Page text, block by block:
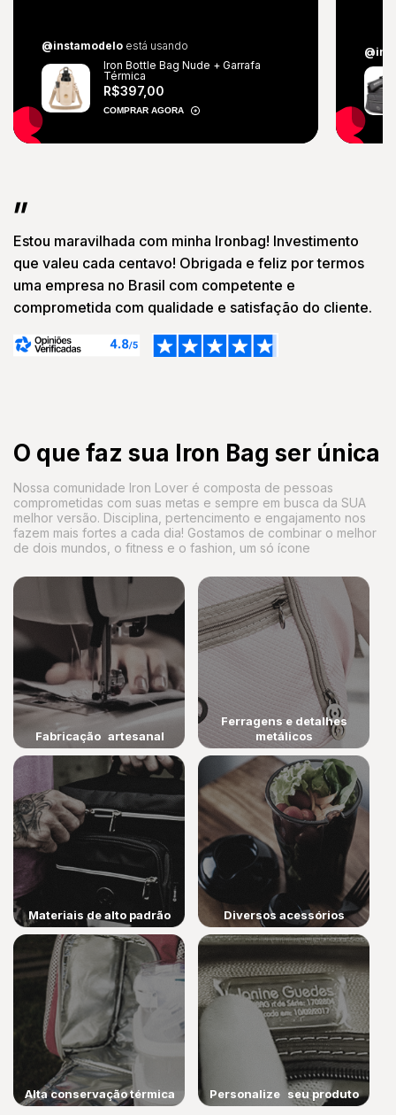
@instamodelo está usando
Iron Bottle Bag Nude + Garrafa
Térmica
R$397,00
COMPRAR AGORA
Estou maravilhada com minha Ironbag! Investimento
que valeu cada centavo! Obrigada e feliz por termos
uma empresa no Brasil com competente e
comprometida com qualidade e satisfação do cliente.
O que faz sua Iron Bag ser única
Nossa comunidade Iron Lover é composta de pessoas
comprometidas com suas metas e sempre em busca da SUA
melhor versão. Disciplina, pertencimento e engajamento nos
fazem mais fortes a cada dia! Gostamos de combinar o melhor
de dois mundos, o fitness e o fashion, um só ícone
Fabricação artesanal
Ferragens e detalhes
metálicos
Materiais de alto padrão Diversos acessórios
Alta conservação térmica Personalize seu produto